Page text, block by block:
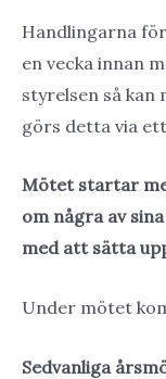
Handlingarna
en vecka innan
styrelsen så kan
görs detta via
Mötet startar
om några av
med att sätta
Under mötet
Sedvanliga